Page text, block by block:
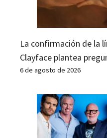
La confirmación de la
Clayface plantea
6 de agosto de 2026